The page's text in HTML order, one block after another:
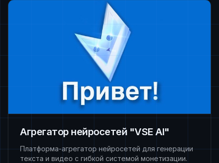
Агрегатор нейросетей "VSE AI"
Платформа-агрегатор нейросетей для генерации
текста и видео с гибкой системой монетизации.